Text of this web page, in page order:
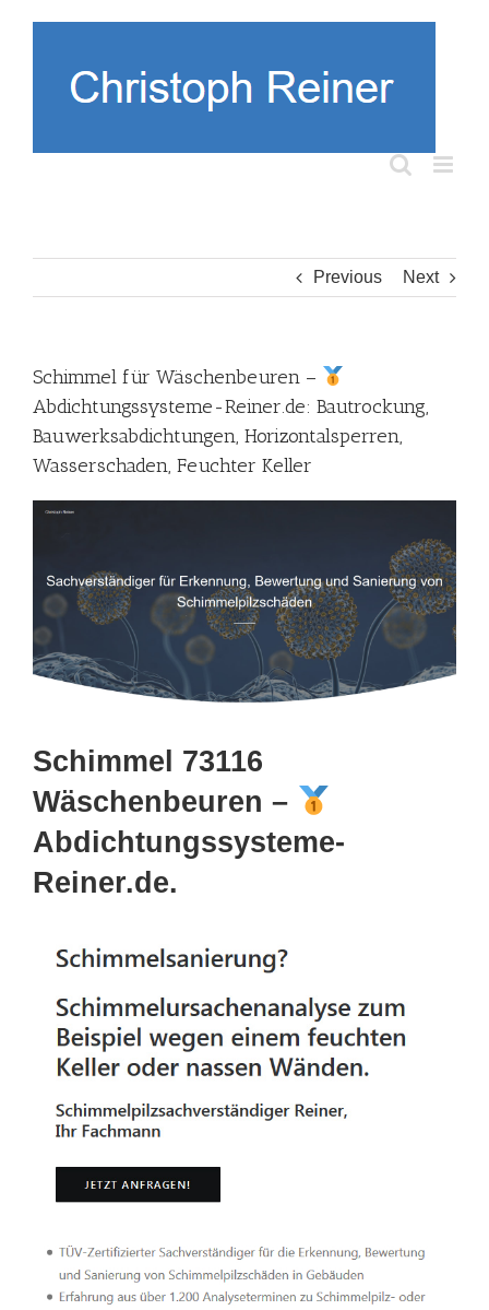
Previous Next
Schimmel für Wäschenbeuren –
Abdichtungssysteme-Reiner.de: Bautrockung,
Bauwerksabdichtungen, Horizontalsperren,
Wasserschaden, Feuchter Keller
Schimmel 73116
Wäschenbeuren –
Abdichtungssysteme-
Reiner.de.